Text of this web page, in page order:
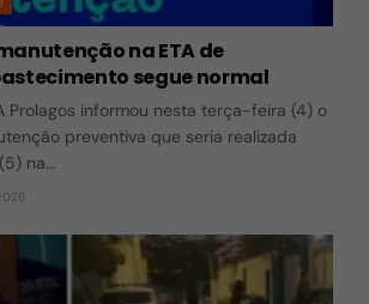
na ETA de
segue normal
Prolagos informou nesta terça-feira (4) o
preventiva que seria realizada
na...